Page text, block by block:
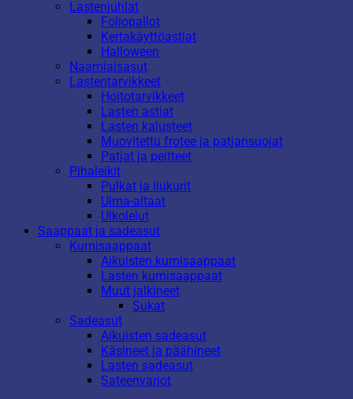
Lastenjuhlat
Foliopallot
Kertakäyttöastiat
Halloween
Naamiaisasut
Lastentarvikkeet
Hoitotarvikkeet
Lasten astiat
Lasten kalusteet
Muovitettu frotee ja patjansuojat
Patjat ja peitteet
Pihaleikit
Pulkat ja liukurit
Uima-altaat
Ulkolelut
Saappaat ja sadeasut
Kumisaappaat
Aikuisten kumisaappaat
Lasten kumisaappaat
Muut jalkineet
Sukat
Sadeasut
Aikuisten sadeasut
Käsineet ja päähineet
Lasten sadeasut
Sateenvarjot